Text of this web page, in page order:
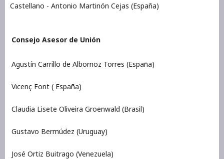
Castellano - Antonio Martinón Cejas (España)
Consejo Asesor de Unión
Agustín Carrillo de Albornoz Torres (España)
Vicenç Font ( España)
Claudia Lisete Oliveira Groenwald (Brasil)
Gustavo Bermúdez (Uruguay)
José Ortiz Buitrago (Venezuela)